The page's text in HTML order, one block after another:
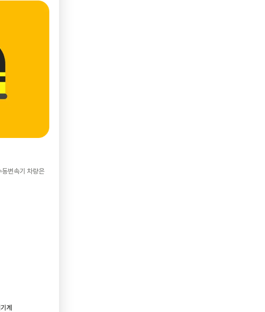
동변속기 차량은
계